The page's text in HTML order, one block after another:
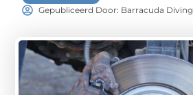
Gepubliceerd Door: Barracuda Diving